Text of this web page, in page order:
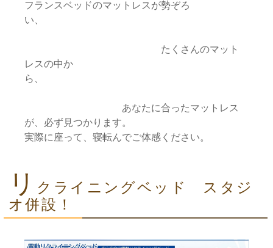
フランスベッドのマットレスが勢ぞろ
い、
たくさんのマット
レスの中か
ら、
あなたに合ったマットレス
が、必ず見つかります。
実際に座って、寝転んでご体感ください。
リ
クライニングベッド スタジ
オ併設！